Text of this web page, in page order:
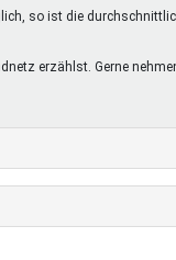
so ist die
erzählst. Gerne